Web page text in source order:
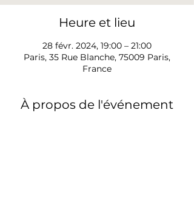
Heure et lieu
28 févr. 2024, 19:00 – 21:00
Paris, 35 Rue Blanche, 75009 Paris,
France
À propos de l'événement